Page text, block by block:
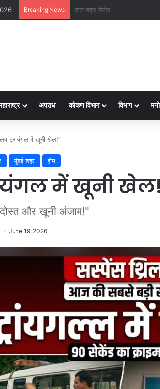
Breaking News क्राइम ब्रांच कक्ष-2
अपराध कोकण विभाग विभाग
लव ट्रायंगल में खूनी खेल!”
मुंबई शहर होम
में खूनी
और खूनी अंजाम!"
June 19, 2026